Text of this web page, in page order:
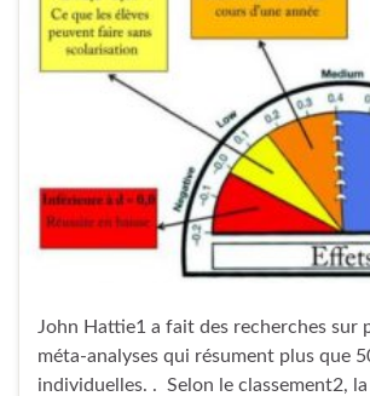
John Hattie1 a fait des recherches sur
méta-analyses qui résument plus que
individuelles. . Selon le classement2, la